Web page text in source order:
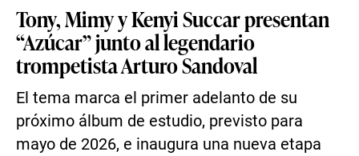
Tony, Mimy y Kenyi Succar presentan
“Azúcar” junto al legendario
trompetista Arturo Sandoval
El tema marca el primer adelanto de su
próximo álbum de estudio, previsto para
mayo de 2026, e inaugura una nueva etapa